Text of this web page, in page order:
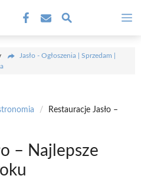
Jasło - Ogłoszenia | Sprzedam |
/
Restauracje Jasło –
– Najlepsze